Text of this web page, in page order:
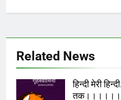
Related News
हिन्दी मेरी
तक।।।।।।